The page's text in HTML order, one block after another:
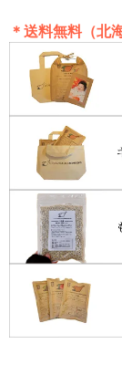
＊送料無料（北